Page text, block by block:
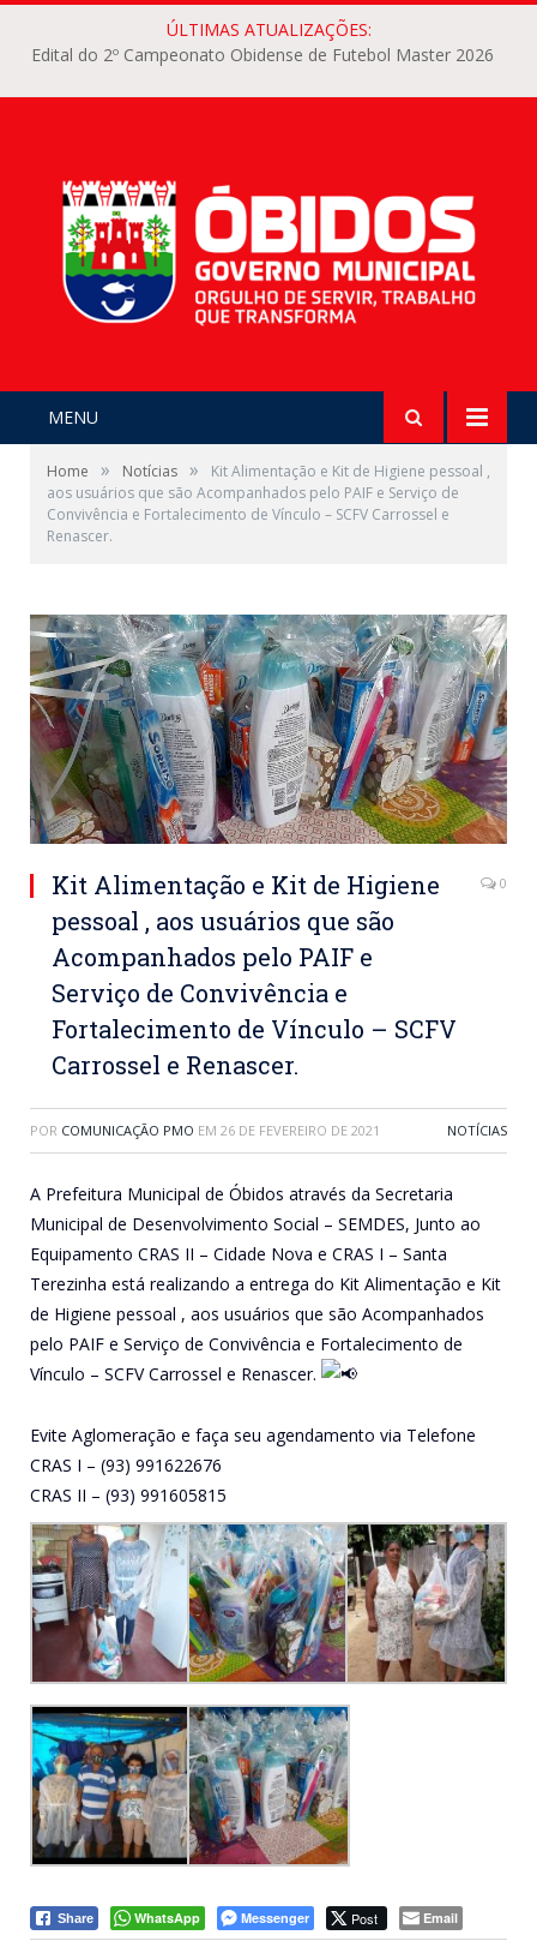
ÚLTIMAS ATUALIZAÇÕES:
Edital do 2º Campeonato Obidense de Futebol Master 2026
MENU
Home » Notícias »
Kit Alimentação e Kit de Higiene pessoal ,
aos usuários que são Acompanhados pelo PAIF e Serviço de
Convivência e Fortalecimento de Vínculo – SCFV Carrossel e
Renascer.
Kit Alimentação e Kit de Higiene
pessoal , aos usuários que são
Acompanhados pelo PAIF e
Serviço de Convivência e
Fortalecimento de Vínculo – SCFV
Carrossel e Renascer.
0
POR COMUNICAÇÃO PMO EM 26 DE FEVEREIRO DE 2021 NOTÍCIAS
A Prefeitura Municipal de Óbidos através da Secretaria
Municipal de Desenvolvimento Social – SEMDES, Junto ao
Equipamento CRAS II – Cidade Nova e CRAS I – Santa
Terezinha está realizando a entrega do Kit Alimentação e Kit
de Higiene pessoal , aos usuários que são Acompanhados
pelo PAIF e Serviço de Convivência e Fortalecimento de
Vínculo – SCFV Carrossel e Renascer.
Evite Aglomeração e faça seu agendamento via Telefone
CRAS I – (93) 991622676
CRAS II – (93) 991605815
Share WhatsApp Messenger Post Email